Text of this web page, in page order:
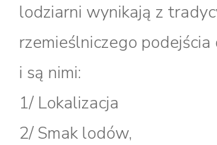
lodziarni wynikają z
rzemieślniczego podejścia
i są nimi:
1/ Lokalizacja
2/ Smak lodów,